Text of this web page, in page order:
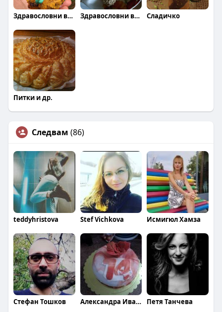
Здравословни вкусотийки Здравословни вкусотийки Сладичко
Питки и др.
Следвам (86)
teddyhristova Stef Vichkova Исмигюл Хамза
Стефан Тошков Александра Иванова Петя Танчева